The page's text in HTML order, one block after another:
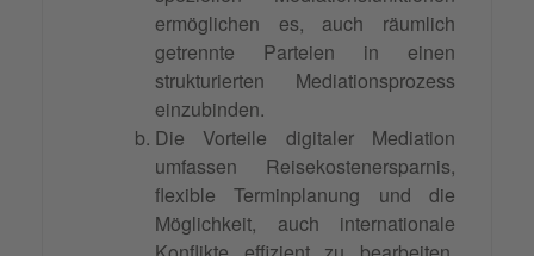
ermöglichen es, auch räumlich
getrennte Parteien in einen
strukturierten Mediationsprozess
einzubinden.
Die Vorteile digitaler Mediation
umfassen Reisekostenersparnis,
flexible Terminplanung und die
Möglichkeit, auch internationale